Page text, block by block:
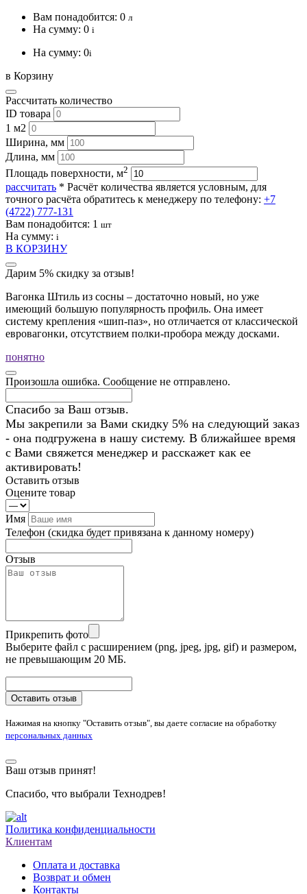
Вам понадобится: 0 л
На сумму: 0 i
На сумму: 0i
в Корзину
Рассчитать количество
ID товара
1 м2
Ширина, мм
Длина, мм
Площадь поверхности, м2
рассчитать * Расчёт количества является условным, для
точного расчёта обратитесь к менеджеру по телефону: +7
(4722) 777-131
Вам понадобится: 1 шт
На сумму: i
В КОРЗИНУ
Дарим 5% скидку за отзыв!
Вагонка Штиль из сосны – достаточно новый, но уже
имеющий большую популярность профиль. Она имеет
систему крепления «шип-паз», но отличается от классической
евровагонки, отсутствием полки-пробора между досками.
понятно
Произошла ошибка. Сообщение не отправлено.
Спасибо за Ваш отзыв.
Мы закрепили за Вами скидку 5% на следующий заказ
- она подгружена в нашу систему. В ближайшее время
с Вами свяжется менеджер и расскажет как ее
активировать!
Оставить отзыв
Оцените товар
Имя
Телефон (скидка будет привязана к данному номеру)
Отзыв
Прикрепить фото
Выберите файл с расширением (png, jpeg, jpg, gif) и размером,
не превышающим 20 МБ.
Оставить отзыв
Нажимая на кнопку "Оставить отзыв", вы даете согласие на обработку
персональных данных
Ваш отзыв принят!
Спасибо, что выбрали Технодрев!
Политика конфиденциальности
Клиентам
Оплата и доставка
Возврат и обмен
Контакты